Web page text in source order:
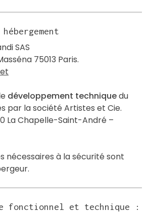
SAS
75013 Paris.
développement techniquedu
par la société Artistes et Cie.
La Chapelle-Saint-André –
nécessaires à la sécurité sont
fonctionnel et technique :